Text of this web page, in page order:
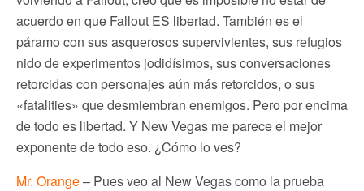
acuerdo en que Fallout ES libertad. También es el
páramo con sus asquerosos supervivientes, sus refugios
nido de experimentos jodidísimos, sus conversaciones
retorcidas con personajes aún más retorcidos, o sus
«fatalities» que desmiembran enemigos. Pero por encima
de todo es libertad. Y New Vegas me parece el mejor
exponente de todo eso. ¿Cómo lo ves?
Mr. Orange– Pues veo al New Vegas como la prueba